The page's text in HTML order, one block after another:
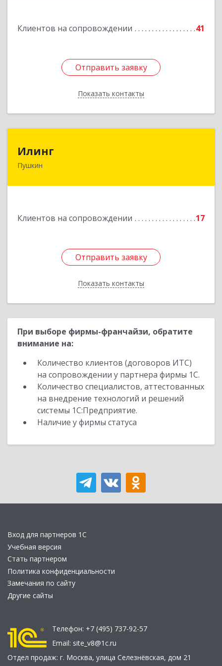
Клиентов на сопровождении 41
Отправить заявку
Показать контакты
Отправить заявку
Назад
Илинг
Пушкин
Клиентов на сопровождении 17
Отправить заявку
Показать контакты
Подробнее
Отправить заявку
Назад
При выборе фирмы-франчайзи, обратите
внимание на:
Количество клиентов (договоров ИТС)
на сопровождении у партнера фирмы 1С.
Количество специалистов, аттестованных
на внедрение технологий и решений
системы 1С:Предприятие.
Наличие у фирмы статуса
Вход для партнеров 1С
Учебная версия
Стать партнером
Политика конфиденциальности
Замечания по сайту
Другие сайты
Телефон: +7 (495) 737-92-57
Email: site_v8@1c.ru
Отдел продаж: г. Москва, улица Селезнёвская, дом 21